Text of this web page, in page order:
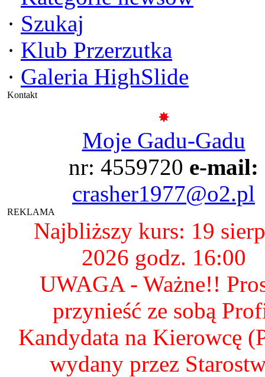
· Szukaj
· Klub Przerzutka
· Galeria HighSlide
Kontakt
Moje Gadu-Gadu
nr: 4559720 e-mail:
crasher1977@o2.pl
REKLAMA
Najbliższy kurs: 19
2026 godz. 16:00
UWAGA - Ważne!!
przynieść ze sobą
Kandydata na Kierowcę
wydany przez